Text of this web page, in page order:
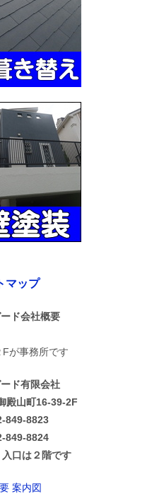
マップ
ド会社概要
が事務所です
ド有限会社
殿山町16-39-2F
849-8823
849-8824
口は２階です
案内図